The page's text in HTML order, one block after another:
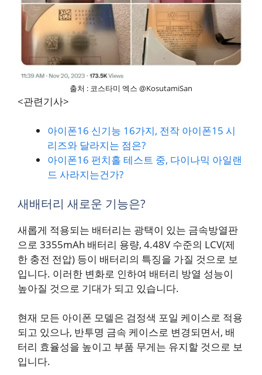
출처 : 코스타미 엑스 @KosutamiSan
<관련기사>
아이폰16 신기능 16가지, 전작 아이폰15 시
리즈와 달라지는 점은?
아이폰16 펀치홀 테스트 중, 다이나믹 아일랜
드 사라지는건가?
새배터리 새로운 기능은?
새롭게 적용되는 배터리는 광택이 있는 금속방열판
으로 3355mAh 배터리 용량, 4.48V 수준의 LCV(제
한 충전 전압) 등이 배터리의 특징을 가질 것으로 보
입니다. 이러한 변화로 인하여 배터리 방열 성능이
높아질 것으로 기대가 되고 있습니다.
현재 모든 아이폰 모델은 검정색 포일 케이스로 적용
되고 있으나, 반투명 금속 케이스로 변경되면서, 배
터리 효율성을 높이고 부품 무게는 유지할 것으로 보
입니다.